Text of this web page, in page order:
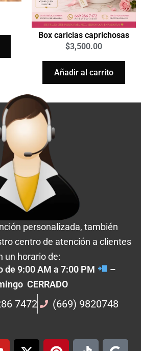
Box caricias caprichosas
$3,500.00
Añadir al carrito
personalizada, también
centro de atención a clientes
un horario de:
de 9:00 AM a 7:00 PM
–
CERRADO
7472 (669) 9820748